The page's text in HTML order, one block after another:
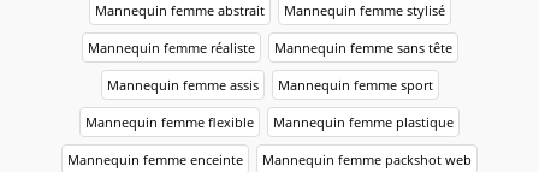
Mannequin femme abstrait Mannequin femme stylisé
Mannequin femme réaliste Mannequin femme sans tête
Mannequin femme assis Mannequin femme sport
Mannequin femme flexible Mannequin femme plastique
Mannequin femme enceinte Mannequin femme packshot web